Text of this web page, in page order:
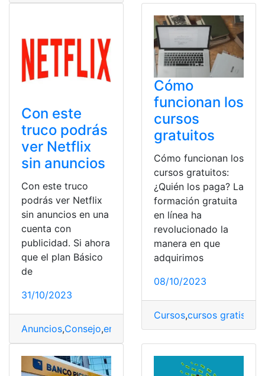
Con este
truco podrás
ver Netflix
sin anuncios
Con este truco
podrás ver Netflix
sin anuncios en una
cuenta con
publicidad. Si ahora
que el plan Básico
de
31/10/2023
Anuncios,Consejo,entretenimiento,Netflix,Plataforma
Cómo
funcionan los
cursos
gratuitos
Cómo funcionan los
cursos gratuitos:
¿Quién los paga? La
formación gratuita
en línea ha
revolucionado la
manera en que
adquirimos
08/10/2023
Cursos,cursos gratis